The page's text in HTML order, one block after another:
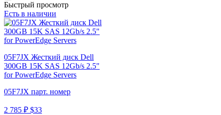
Быстрый просмотр
Есть в наличии
05F7JX Жесткий диск Dell
300GB 15K SAS 12Gb/s 2.5"
for PowerEdge Servers
05F7JX парт. номер
2 785 ₽ $33